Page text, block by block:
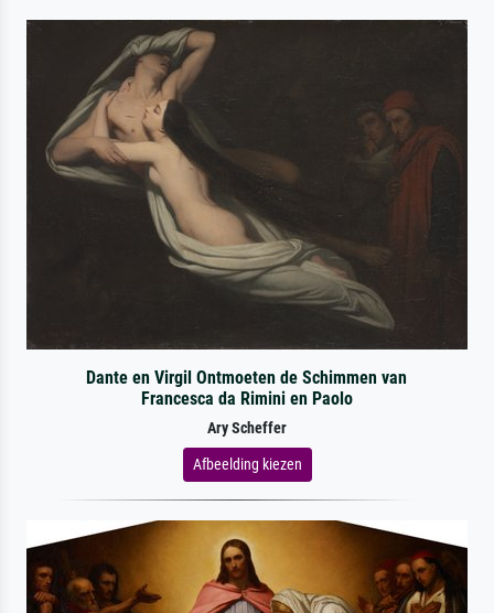
Dante en Virgil Ontmoeten de Schimmen van
Francesca da Rimini en Paolo
Ary Scheffer
Afbeelding kiezen